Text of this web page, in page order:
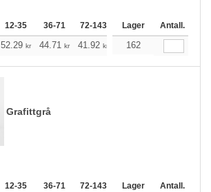
12-35 36-71 72-143 144-287 288 +
Lager Antall.
52.29 kr 44.71 kr 41.92 kr 39.81
162
Grafittgrå
12-35 36-71 72-143 144-287 288 +
Lager Antall.